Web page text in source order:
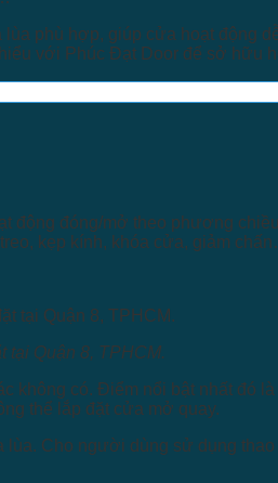
phù hợp, giúp cửa hoạt động
với Phúc Đạt Door để sở hữu
đóng/mở theo phương
kẹp kính, khóa cửa, giảm
tại Quận 8, TPHCM.
có. Điểm nổi bật nhất đó
thể lắp đặt cửa mở quay.
Cho người dùng sử dụng